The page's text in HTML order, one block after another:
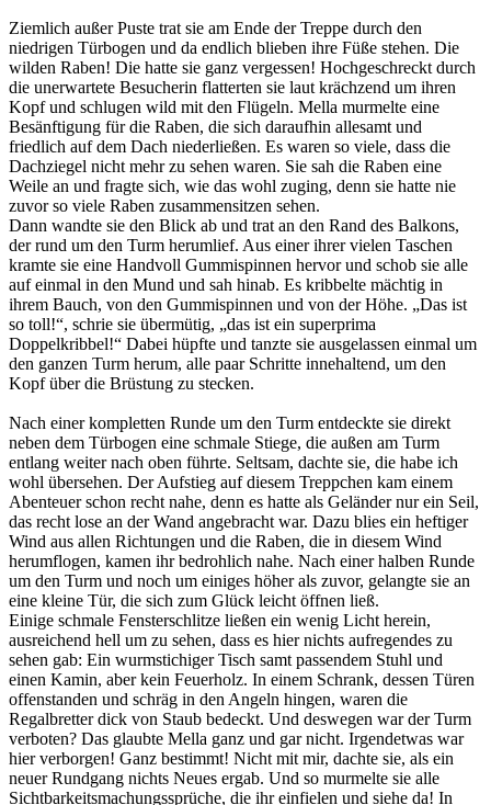
Ziemlich außer Puste trat sie am Ende der Treppe durch den
niedrigen Türbogen und da endlich blieben ihre Füße stehen. Die
wilden Raben! Die hatte sie ganz vergessen! Hochgeschreckt durch
die unerwartete Besucherin flatterten sie laut krächzend um ihren
Kopf und schlugen wild mit den Flügeln. Mella murmelte eine
Besänftigung für die Raben, die sich daraufhin allesamt und
friedlich auf dem Dach niederließen. Es waren so viele, dass die
Dachziegel nicht mehr zu sehen waren. Sie sah die Raben eine
Weile an und fragte sich, wie das wohl zuging, denn sie hatte nie
zuvor so viele Raben zusammensitzen sehen.
Dann wandte sie den Blick ab und trat an den Rand des Balkons,
der rund um den Turm herumlief. Aus einer ihrer vielen Taschen
kramte sie eine Handvoll Gummispinnen hervor und schob sie alle
auf einmal in den Mund und sah hinab. Es kribbelte mächtig in
ihrem Bauch, von den Gummispinnen und von der Höhe. „Das ist
so toll!“, schrie sie übermütig, „das ist ein superprima
Doppelkribbel!“ Dabei hüpfte und tanzte sie ausgelassen einmal um
den ganzen Turm herum, alle paar Schritte innehaltend, um den
Kopf über die Brüstung zu stecken.
Nach einer kompletten Runde um den Turm entdeckte sie direkt
neben dem Türbogen eine schmale Stiege, die außen am Turm
entlang weiter nach oben führte. Seltsam, dachte sie, die habe ich
wohl übersehen. Der Aufstieg auf diesem Treppchen kam einem
Abenteuer schon recht nahe, denn es hatte als Geländer nur ein Seil,
das recht lose an der Wand angebracht war. Dazu blies ein heftiger
Wind aus allen Richtungen und die Raben, die in diesem Wind
herumflogen, kamen ihr bedrohlich nahe. Nach einer halben Runde
um den Turm und noch um einiges höher als zuvor, gelangte sie an
eine kleine Tür, die sich zum Glück leicht öffnen ließ.
Einige schmale Fensterschlitze ließen ein wenig Licht herein,
ausreichend hell um zu sehen, dass es hier nichts aufregendes zu
sehen gab: Ein wurmstichiger Tisch samt passendem Stuhl und
einen Kamin, aber kein Feuerholz. In einem Schrank, dessen Türen
offenstanden und schräg in den Angeln hingen, waren die
Regalbretter dick von Staub bedeckt. Und deswegen war der Turm
verboten? Das glaubte Mella ganz und gar nicht. Irgendetwas war
hier verborgen! Ganz bestimmt! Nicht mit mir, dachte sie, als ein
neuer Rundgang nichts Neues ergab. Und so murmelte sie alle
Sichtbarkeitsmachungssprüche, die ihr einfielen und siehe da! In